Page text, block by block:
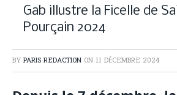
Gab illustre la Ficelle de
Pourçain 2024
BY PARIS REDACTION ON 11 DÉCEMBRE 2024